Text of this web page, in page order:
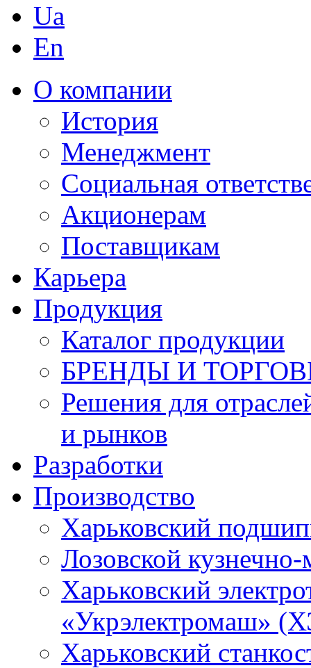
Ua
En
О компании
История
Менеджмент
Социальная
Акционерам
Поставщикам
Карьера
Продукция
Каталог продукции
БРЕНДЫ И
Решения для
и рынков
Разработки
Производство
Харьковский
Лозовской
Харьковский
«Укрэлектромаш»
Харьковский